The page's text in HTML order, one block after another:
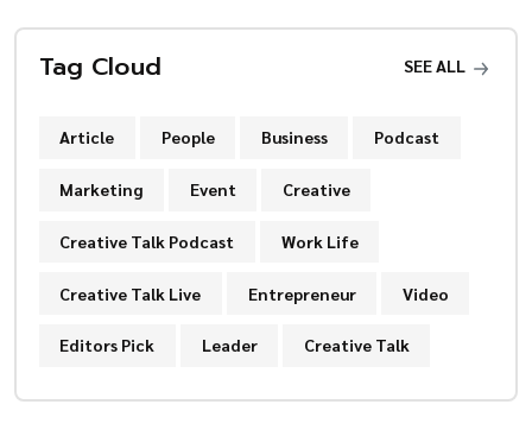
Tag Cloud SEE ALL
Article People Business Podcast
Marketing Event Creative
Creative Talk Podcast Work Life
Creative Talk Live Entrepreneur Video
Editors Pick Leader Creative Talk